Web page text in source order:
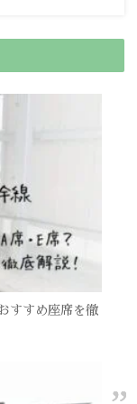
すすめ座席を徹